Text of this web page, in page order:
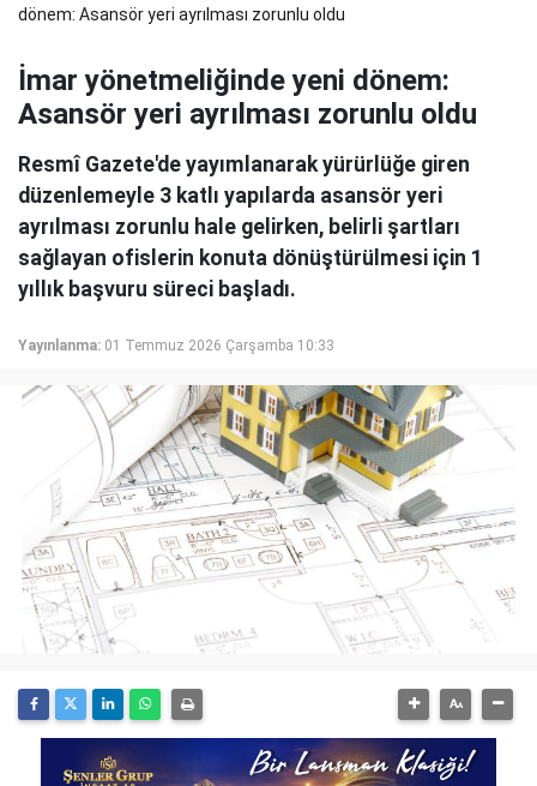
dönem: Asansör yeri ayrılması zorunlu oldu
İmar yönetmeliğinde yeni dönem:
Asansör yeri ayrılması zorunlu oldu
Resmî Gazete'de yayımlanarak yürürlüğe giren
düzenlemeyle 3 katlı yapılarda asansör yeri
ayrılması zorunlu hale gelirken, belirli şartları
sağlayan ofislerin konuta dönüştürülmesi için 1
yıllık başvuru süreci başladı.
Yayınlanma: 01 Temmuz 2026 Çarşamba 10:33